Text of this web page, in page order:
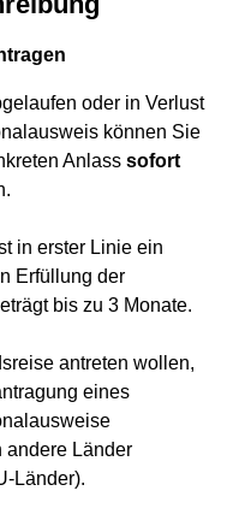
oder in Verlust
können Sie
Anlass sofort
in erster Linie ein
Erfüllung der
bis zu 3 Monate.
antreten wollen,
eines
andere Länder
Länder).